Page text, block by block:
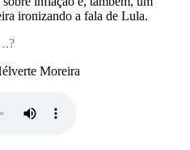
ironizando a fala de Lula.
Moreira